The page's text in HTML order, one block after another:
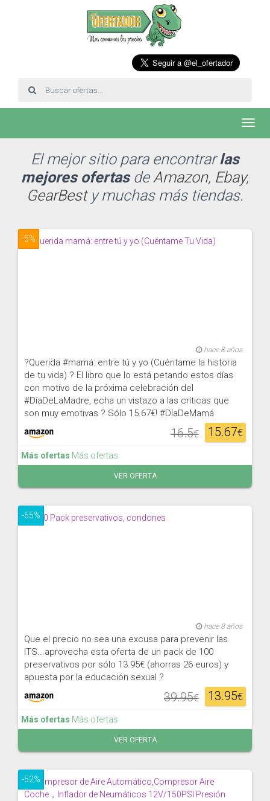
El mejor sitio para encontrarlas
mejores ofertasdeAmazon, Ebay,
GearBesty muchas más tiendas.
-5%
hace 8 años
?Querida #mamá: entre tú y yo (Cuéntame la historia
de tu vida) ? El libro que lo está petando estos días
con motivo de la próxima celebración del
#DíaDeLaMadre, echa un vistazo a las críticas que
son muy emotivas ? Sólo 15.67€! #DíaDeMamá
15.67€
16.5€
Más ofertas Más ofertas
VER OFERTA
-65%
hace 8 años
Que el precio no sea una excusa para prevenir las
ITS...aprovecha esta oferta de un pack de 100
preservativos por sólo 13.95€ (ahorras 26 euros) y
apuesta por la educación sexual ?
13.95€
39.95€
Más ofertas Más ofertas
VER OFERTA
-52%